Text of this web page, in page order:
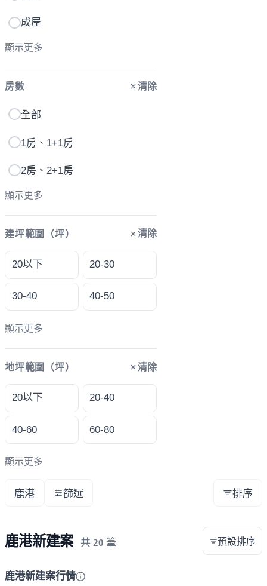
成屋
顯示更多
房數 清除
全部
1房、1+1房
2房、2+1房
顯示更多
建坪範圍（坪） 清除
20以下 20-30
30-40 40-50
顯示更多
地坪範圍（坪） 清除
20以下 20-40
40-60 60-80
顯示更多
鹿港 篩選 排序
鹿港新建案 共 20 筆 預設排序
鹿港新建案行情